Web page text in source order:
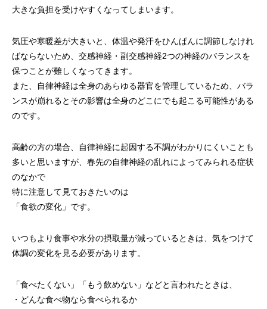
大きな負担を受けやすくなってしまいます。
気圧や寒暖差が大きいと、体温や発汗をひんぱんに調節しなけれ
ばならないため、交感神経・副交感神経2つの神経のバランスを
保つことが難しくなってきます。
また、自律神経は全身のあらゆる器官を管理しているため、バラ
ンスが崩れるとその影響は全身のどこにでも起こる可能性がある
のです。
高齢の方の場合、自律神経に起因する不調がわかりにくいことも
多いと思いますが、春先の自律神経の乱れによってみられる症状
のなかで
特に注意して見ておきたいのは
「食欲の変化」です。
いつもより食事や水分の摂取量が減っているときは、気をつけて
体調の変化を見る必要があります。
「食べたくない」「もう飲めない」などと言われたときは、
・どんな食べ物なら食べられるか